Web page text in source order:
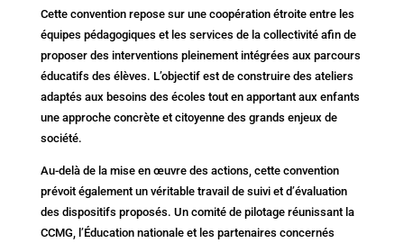
Cette convention repose sur une coopération étroite entre les
équipes pédagogiques et les services de la collectivité afin de
proposer des interventions pleinement intégrées aux parcours
éducatifs des élèves. L’objectif est de construire des ateliers
adaptés aux besoins des écoles tout en apportant aux enfants
une approche concrète et citoyenne des grands enjeux de
société.
Au-delà de la mise en œuvre des actions, cette convention
prévoit également un véritable travail de suivi et d’évaluation
des dispositifs proposés. Un comité de pilotage réunissant la
CCMG, l’Éducation nationale et les partenaires concernés